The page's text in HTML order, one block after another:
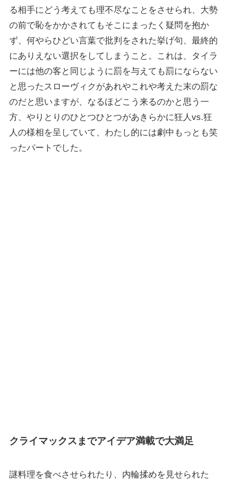
る相手にどう考えても理不尽なことをさせられ、大勢
の前で恥をかかされてもそこにまったく疑問を抱か
ず、何やらひどい言葉で批判をされた挙げ句、最終的
にありえない選択をしてしまうこと。これは、タイラ
ーには他の客と同じように罰を与えても罰にならない
と思ったスローヴィクがあれやこれや考えた末の罰な
のだと思いますが、なるほどこう来るのかと思う一
方、やりとりのひとつひとつがあきらかに狂人vs.狂
人の様相を呈していて、わたし的には劇中もっとも笑
ったパートでした。
クライマックスまでアイデア満載で大満足
謎料理を食べさせられたり、内輪揉めを見せられた